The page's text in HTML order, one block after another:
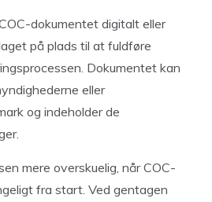
dokumentet digitalt eller
på plads til at fuldføre
Dokumentet kan
eller
og indeholder de
mere overskuelig, når COC-
fra start. Ved gentagen